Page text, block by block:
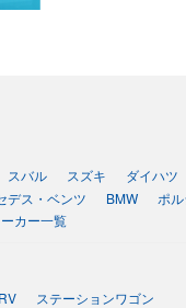
スバル スズキ
ダイハツ
デス・ベンツ BMW
ポ
ーカー一覧
ステーションワゴン